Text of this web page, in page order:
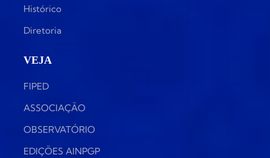
Histórico
Diretoria
VEJA
FIPED
ASSOCIAÇÃO
OBSERVATÓRIO
EDIÇÕES AINPGP